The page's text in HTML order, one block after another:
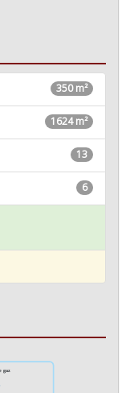
350 m²
1624 m²
13
6